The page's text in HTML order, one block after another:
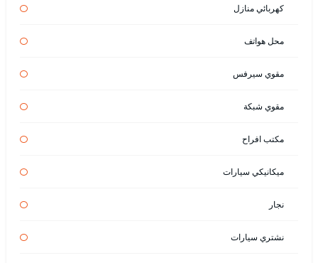
كهربائي منازل
محل هواتف
مقوي سيرفس
مقوي شبكة
مكتب افراح
ميكانيكي سيارات
نجار
نشتري سيارات